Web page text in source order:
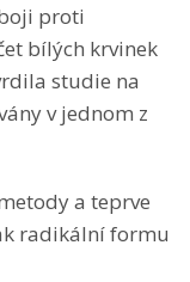
proti
bílých krvinek
studie na
v jednom z
a teprve
radikální formu